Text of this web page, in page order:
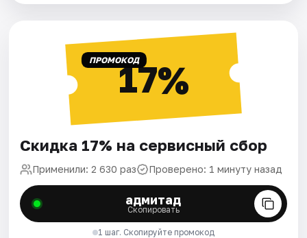
ПРОМОКОД17%
Скидка 17% на сервисный сбор
Применили: 2 630 раз Проверено: 1 минуту назад
адмитад
Скопировать
1 шаг. Скопируйте промокод